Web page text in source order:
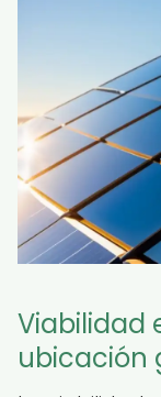
Viabilidad
ubicación